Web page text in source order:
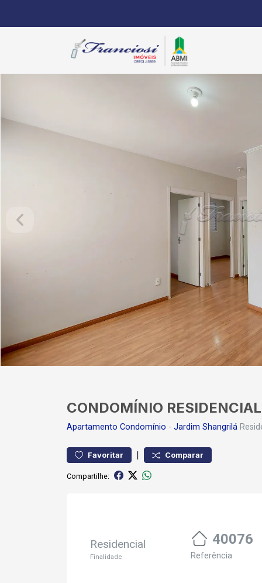
CONDOMÍNIO
Apartamento Condomínio - Jardim Shangrilá
Favoritar | Comparar
Compartilhe:
Residencial
Finalidade
40076
Referência